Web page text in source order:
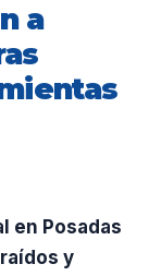
a
en Posadas
y